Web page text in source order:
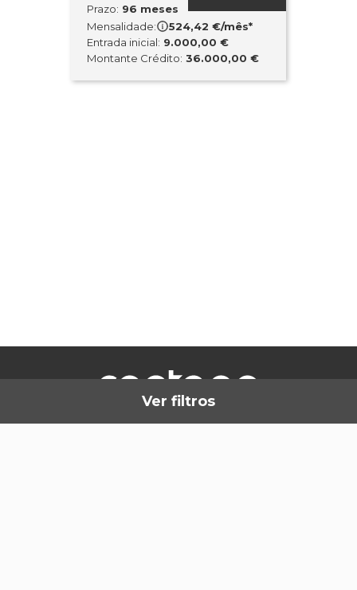
Ver filtros
Prazo: 96 meses
Mensalidade:
524,42 €/mês*
Entrada inicial: 9.000,00 €
Montante Crédito: 36.000,00 €